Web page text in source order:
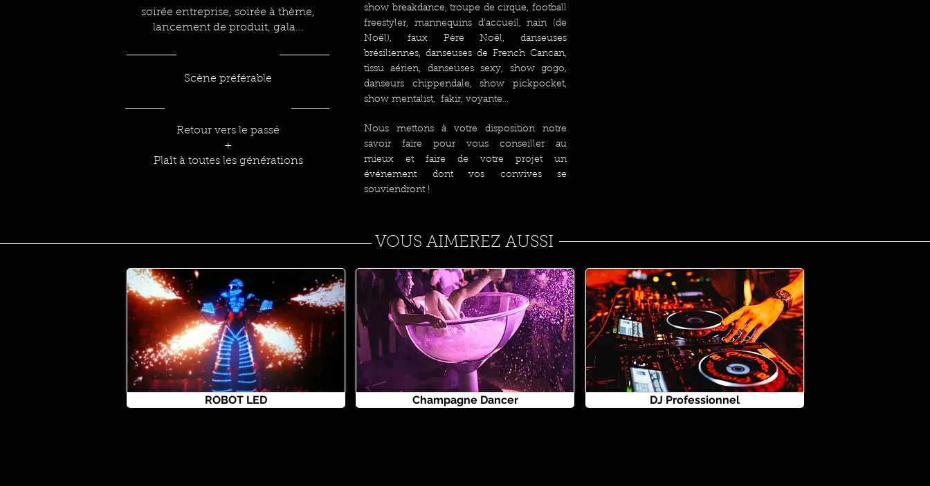
soirée entreprise, soirée à thème,
lancement de produit, gala...
Scène préférable
Retour vers le passé
+
Plaît à toutes les générations
show breakdance, troupe de cirque, football
freestyler, mannequins d'accueil, nain (de
Noël), faux Père Noël, danseuses
brésiliennes, danseuses de French Cancan,
tissu aérien, danseuses sexy, show gogo,
danseurs chippendale, show pickpocket,
show mentalist, fakir, voyante...
Nous mettons à votre disposition notre
savoir faire pour vous conseiller au
mieux et faire de votre projet un
événement dont vos convives se
souviendront !
VOUS AIMEREZ AUSSI
ROBOT LED Champagne Dancer DJ Professionnel